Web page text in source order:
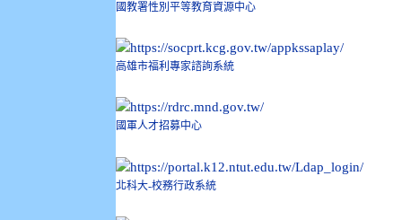
國教署性別平等教育資源中心
高雄市福利專家諮詢系統
國軍人才招募中心
北科大-校務行政系統